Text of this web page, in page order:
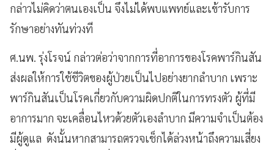
กล่าวไม่คิดว่าตนเองเป็น จึงไม่ได้พบแพทย์และเข้ารับการ
รักษาอย่างทันท่วงที
ศ.นพ. รุ่งโรจน์ กล่าวต่อว่าจากการที่อาการของโรคพาร์กินสัน
ส่งผลให้การใช้ชีวิตของผู้ป่วยเป็นไปอย่างยากลำบาก เพราะ
พาร์กินสันเป็นโรคเกี่ยวกับความผิดปกติในการทรงตัว ผู้ที่มี
อาการมาก จะเคลื่อนไหวด้วยตัวเองลำบาก มีความจำเป็นต้อง
มีผู้ดูแล ดังนั้นหากสามารถตรวจเช็กได้ล่วงหน้าถึงความเสี่ยง